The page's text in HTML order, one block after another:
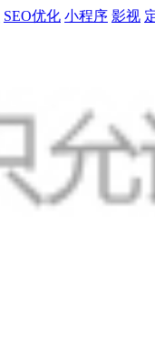
SEO优化 小程序 影视